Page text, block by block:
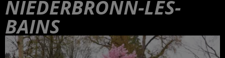
NIEDERBRONN-LES-
BAINS